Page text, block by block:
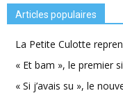
Articles populaires
La Petite Culotte
« Et bam », le premier
« Si j’avais su », le